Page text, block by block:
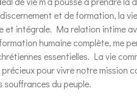
et de formation, la
et intégrale. Ma relation intime
humaine complète, me
essentielles. La vie
pour vivre notre mission
souffrances du peuple.